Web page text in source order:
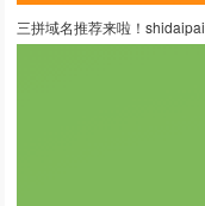
三拼域名推荐来啦！